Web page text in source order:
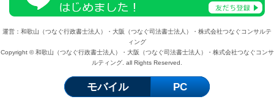
運営：和歌山（つなぐ行政書士法人）・大阪（つなぐ司法書士法人）・株式会社つなぐコンサルテ
ィング
Copyright © 和歌山（つなぐ行政書士法人）・大阪（つなぐ司法書士法人）・株式会社つなぐコンサ
ルティング. all Rights Reserved.
モバイル PC